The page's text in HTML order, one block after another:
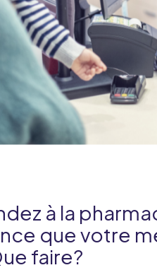
à la
que votre
faire?